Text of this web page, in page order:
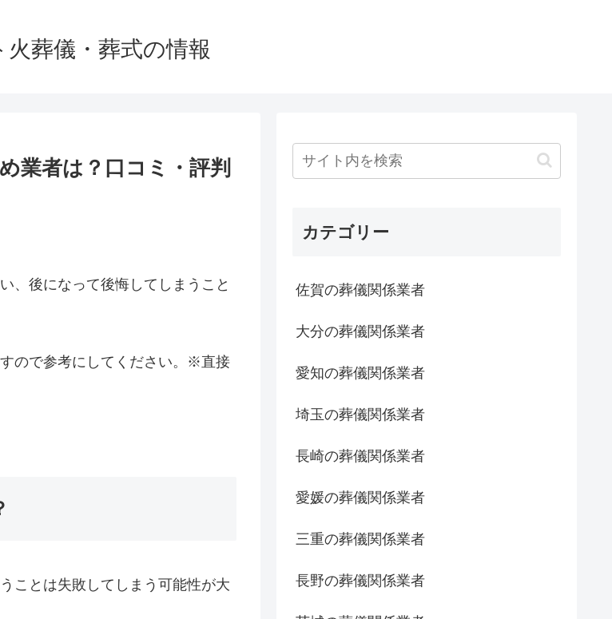
火葬儀・葬式の情報
業者は？口コミ・評判
、後になって後悔してしまうこと
ので参考にしてください。※直接
ことは失敗してしまう可能性が大
カテゴリー
佐賀の葬儀関係業者
大分の葬儀関係業者
愛知の葬儀関係業者
埼玉の葬儀関係業者
長崎の葬儀関係業者
愛媛の葬儀関係業者
三重の葬儀関係業者
長野の葬儀関係業者